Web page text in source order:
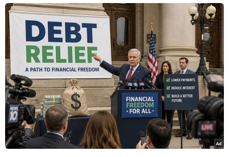
phát triển nghề nghiệp cho các ứng cử viên
nghiên cứu sinh, nghiên cứu sinh và tân Tiến
sỹ người Việt Nam trên toàn cầu.
Tiến sỹ Nguyễn Thị Lan Hương, giảng viên Đại
học Công nghệ Swinburne (Australia), đồng thời
là người sáng lập và điều hành chương trình
iVANet-RDP, cho biết trong 3 năm qua, chương
trình đã tổ chức 15 hội thảo trực tuyến, kết nối
nhiều tiến sỹ người Việt Nam đang công tác ở
trong và ngoài nước với hàng ngàn sinh viên